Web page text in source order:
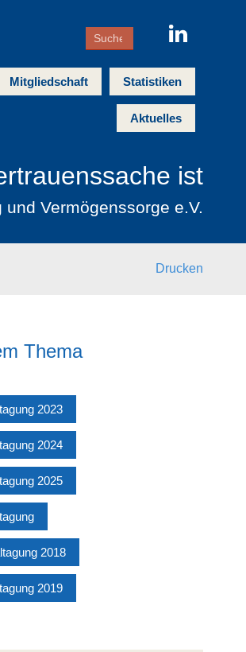
Mitgliedschaft Statistiken
Aktuelles
ist
Vermögenssorge e.V.
Drucken
Thema
2023
2024
2025
2018
2019